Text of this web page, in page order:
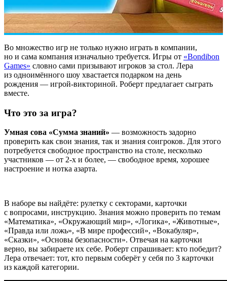
Во множество игр не только нужно играть в компании,
но и сама компания изначально требуется. Игры от «Bondibon
Games» словно сами призывают игроков за стол. Лера
из одноимённого шоу хвастается подарком на день
рождения — игрой-викториной. Роберт предлагает сыграть
вместе.
Что это за игра?
Умная сова «Сумма знаний» — возможность задорно
проверить как свои знания, так и знания соигроков. Для этого
потребуется свободное пространство на столе, несколько
участников — от 2-х и более, — свободное время, хорошее
настроение и нотка азарта.
В наборе вы найдёте: рулетку с секторами, карточки
с вопросами, инструкцию. Знания можно проверить по темам
«Математика», «Окружающий мир», «Логика», «Животные»,
«Правда или ложь», «В мире профессий», «Вокабуляр»,
«Сказки», «Основы безопасности». Отвечая на карточки
верно, вы забираете их себе. Роберт спрашивает: кто победит?
Лера отвечает: тот, кто первым соберёт у себя по 3 карточки
из каждой категории.